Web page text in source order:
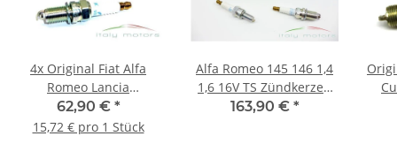
4x Original Fiat Alfa
Romeo Lancia
Zündkerzen NGK
55188857
62,90 € *
15,72 € pro 1 Stück
Alfa Romeo 145 146 1,4
1,6 16V TS Zündkerzen
46521530 PMR7A
163,90 € *